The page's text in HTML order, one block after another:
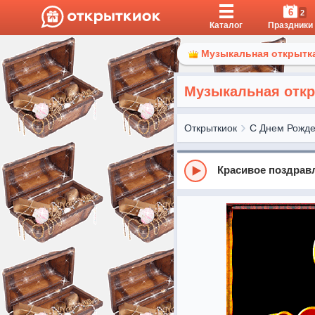
Каталог
6 2
Праздники
Музыкальная
Музыкальная
Открыткиок С Днем
Красивое